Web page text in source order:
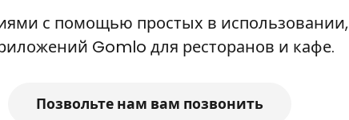
с помощью простых в использовании,
Gomlo для ресторанов и кафе.
Позвольте нам вам позвонить